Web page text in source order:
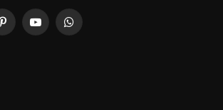
PinterestYouTubeWhatsApp